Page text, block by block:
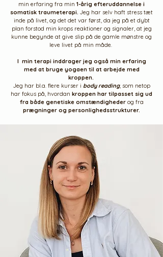
min erfaring fra min 1-årig efteruddannelse i
somatisk traumeterapi. Jeg har selv haft stress tæt
inde på livet, og det det var først, da jeg på et dybt
plan forstod min krops reaktioner og signaler, at jeg
kunne begynde at give slip på de gamle mønstre og
leve livet på min måde.
I min terapi inddrager jeg også min erfaring
med at bruge yogaen til at arbejde med
kroppen.
Jeg har bl.a. flere kurser i body reading, som netop
har fokus på, hvordan kroppen har tilpasset sig ud
fra både genetiske omstændighederog fra
prægninger og personlighedsstrukturer.